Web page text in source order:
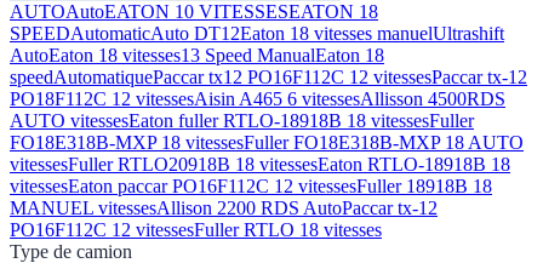
AUTOAutoEATON 10 VITESSESEATON 18
SPEEDAutomaticAuto DT12Eaton 18 vitesses manuelUltrashift
AutoEaton 18 vitesses13 Speed ManualEaton 18
speedAutomatiquePaccar tx12 PO16F112C 12 vitessesPaccar tx-12
PO18F112C 12 vitessesAisin A465 6 vitessesAllisson 4500RDS
AUTO vitessesEaton fuller RTLO-18918B 18 vitessesFuller
FO18E318B-MXP 18 vitessesFuller FO18E318B-MXP 18 AUTO
vitessesFuller RTLO20918B 18 vitessesEaton RTLO-18918B 18
vitessesEaton paccar PO16F112C 12 vitessesFuller 18918B 18
MANUEL vitessesAllison 2200 RDS AutoPaccar tx-12
PO16F112C 12 vitessesFuller RTLO 18 vitesses
Type de camion